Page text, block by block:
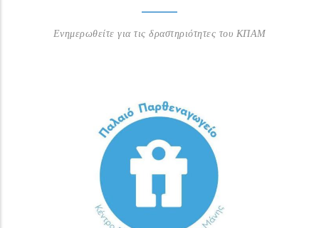
Ενημερωθείτε για τις δραστηριότητες του ΚΠΑΜ